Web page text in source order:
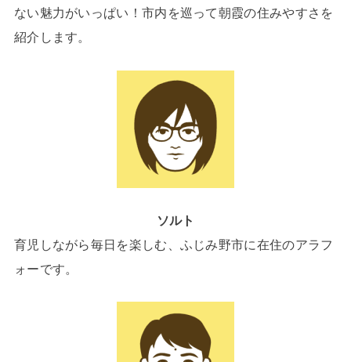
ない魅力がいっぱい！市内を巡って朝霞の住みやすさを
紹介します。
ソルト
育児しながら毎日を楽しむ、ふじみ野市に在住のアラフ
ォーです。